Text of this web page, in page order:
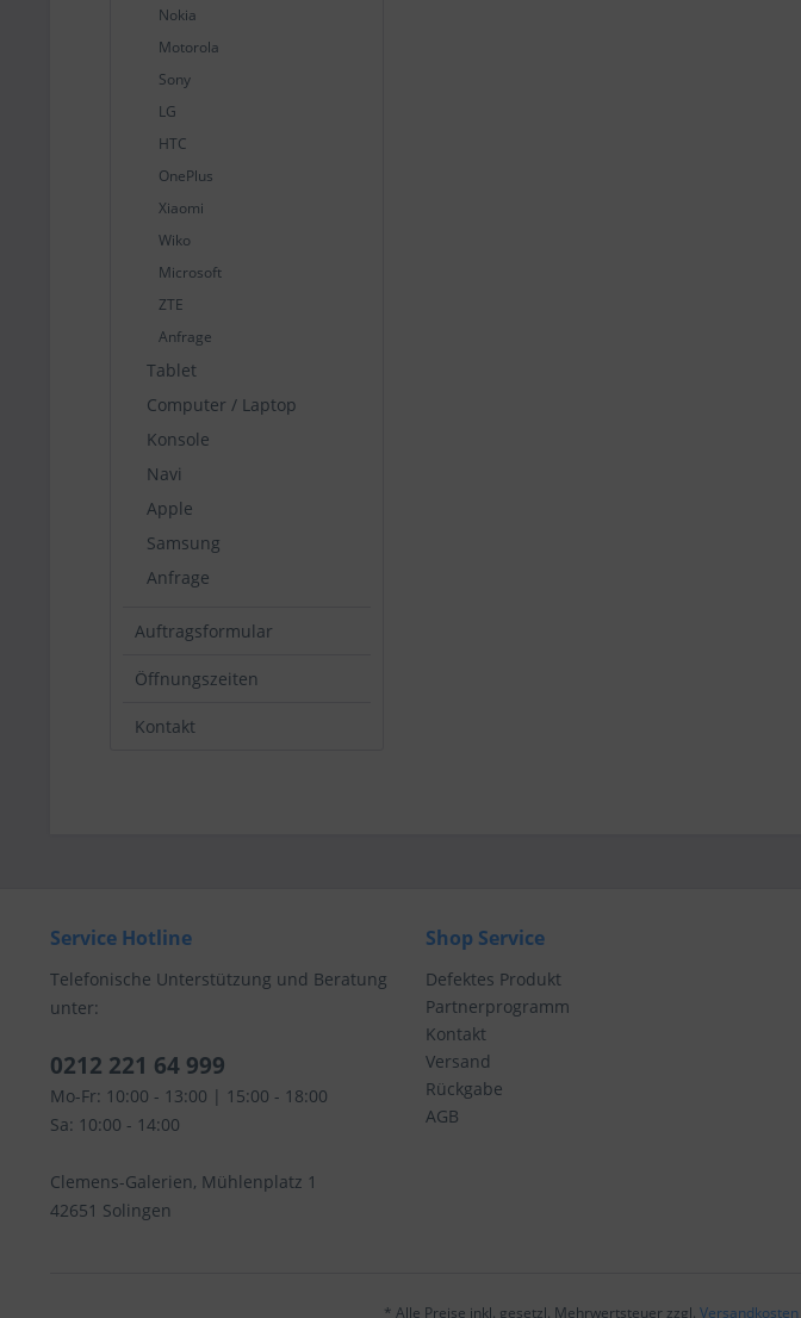
Nokia
Motorola
Sony
LG
HTC
OnePlus
Xiaomi
Wiko
Microsoft
ZTE
Anfrage
Tablet
Computer / Laptop
Konsole
Navi
Apple
Samsung
Anfrage
Auftragsformular
Öffnungszeiten
Kontakt
Service Hotline
Telefonische Unterstützung und Beratung
unter:
0212 221 64 999
Mo-Fr: 10:00 - 13:00 | 15:00 - 18:00
Sa: 10:00 - 14:00
Clemens-Galerien, Mühlenplatz 1
42651 Solingen
Shop Service
Defektes Produkt
Partnerprogramm
Kontakt
Versand
Rückgabe
AGB
* Alle Preise inkl. gesetzl. Mehrwertsteuer zzgl. Versandkosten